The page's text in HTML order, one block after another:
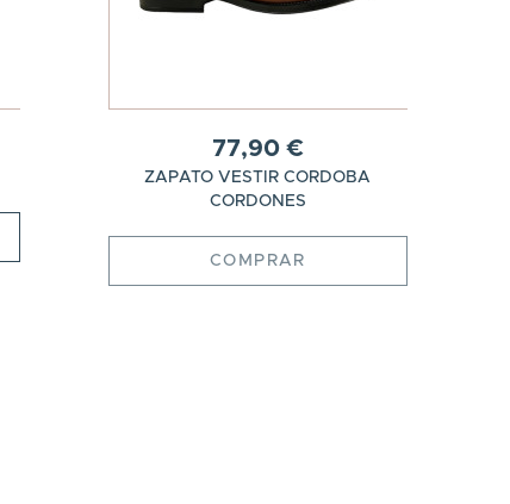
77,90 €
ZAPATO VESTIR CORDOBA
CORDONES
COMPRAR